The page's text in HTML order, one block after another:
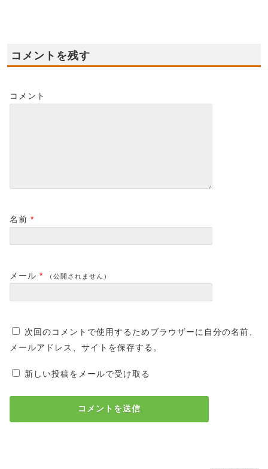
コメントを残す
コメント
名前 *
メール * （公開されません）
次回のコメントで使用するためブラウザーに自分の名前、
メールアドレス、サイトを保存する。
新しい投稿をメールで受け取る